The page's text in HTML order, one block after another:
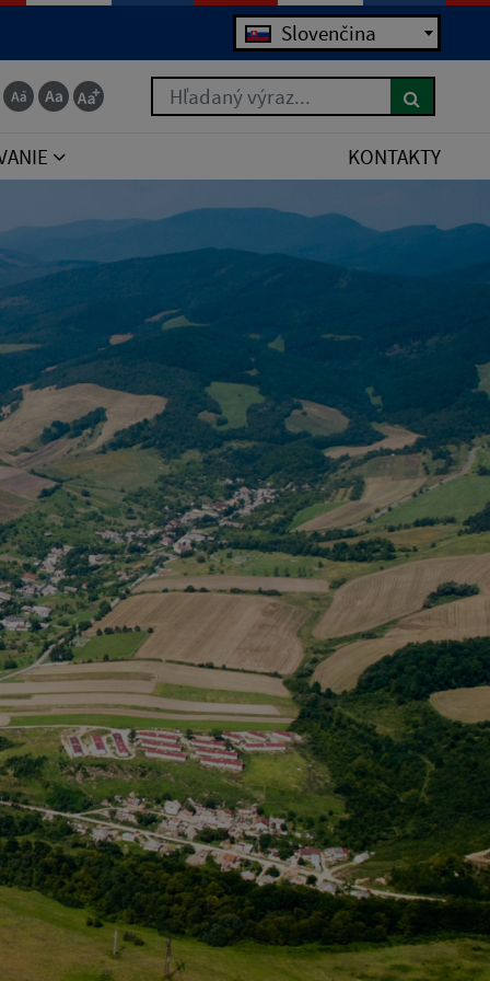
Slovenčina
Hľadaný výraz...
KONTAKTY